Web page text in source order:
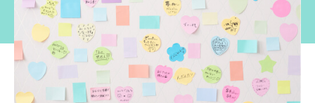
企業情報
メディア